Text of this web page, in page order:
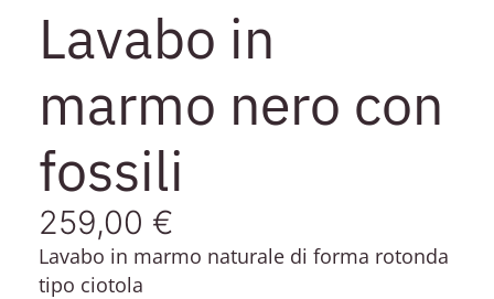
Lavabo in
marmo nero con
fossili
259,00 €
Lavabo in marmo naturale di forma rotonda
tipo ciotola